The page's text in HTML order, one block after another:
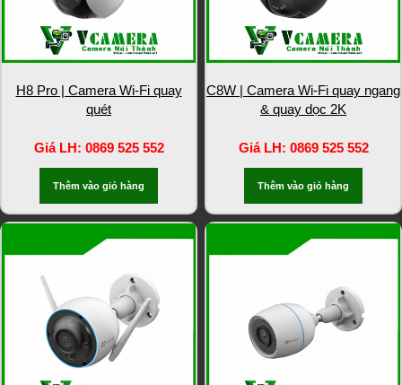
H8 Pro | Camera Wi-Fi quay
quét
Giá LH: 0869 525 552
Thêm vào giỏ hàng
C8W | Camera Wi-Fi quay ngang
& quay dọc 2K
Giá LH: 0869 525 552
Thêm vào giỏ hàng